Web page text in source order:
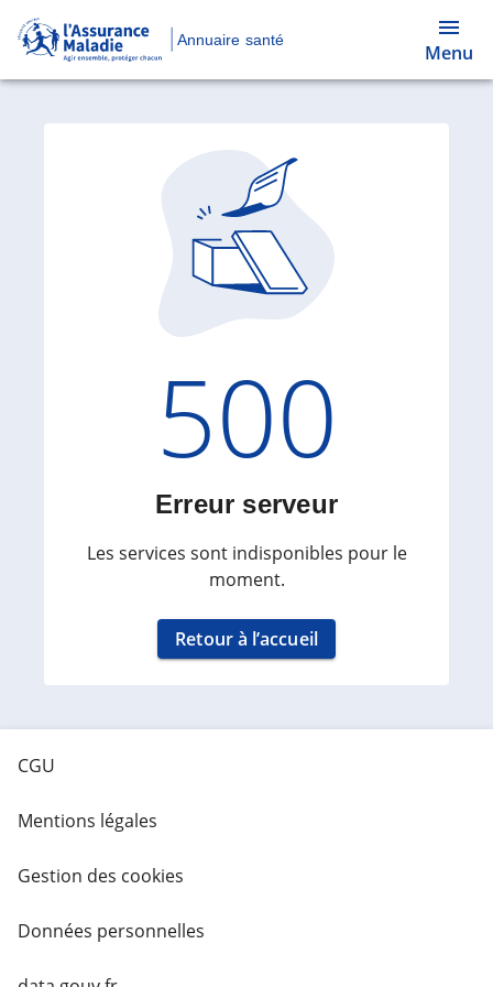
Annuaire santé
Menu
Code
500
Erreur serveur
Les services sont indisponibles pour le
moment.
Retour à l’accueil
CGU
Mentions légales
Gestion des cookies
Données personnelles